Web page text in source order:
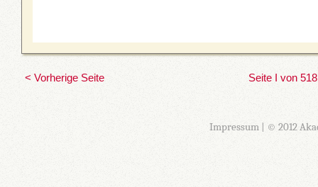
< Vorherige Seite Seite I von 518
Impressum| © 2012